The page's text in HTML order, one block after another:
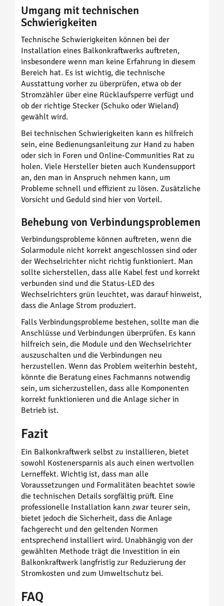
Umgang mit technischen
Schwierigkeiten
Technische Schwierigkeiten können bei der
Installation eines Balkonkraftwerks auftreten,
insbesondere wenn man keine Erfahrung in diesem
Bereich hat. Es ist wichtig, die technische
Ausstattung vorher zu überprüfen, etwa ob der
Stromzähler über eine Rücklaufsperre verfügt und
ob der richtige Stecker (Schuko oder Wieland)
gewählt wird.
Bei technischen Schwierigkeiten kann es hilfreich
sein, eine Bedienungsanleitung zur Hand zu haben
oder sich in Foren und Online-Communities Rat zu
holen. Viele Hersteller bieten auch Kundensupport
an, den man in Anspruch nehmen kann, um
Probleme schnell und effizient zu lösen. Zusätzliche
Vorsicht und Geduld sind hier von Vorteil.
Behebung von Verbindungsproblemen
Verbindungsprobleme können auftreten, wenn die
Solarmodule nicht korrekt angeschlossen sind oder
der Wechselrichter nicht richtig funktioniert. Man
sollte sicherstellen, dass alle Kabel fest und korrekt
verbunden sind und die Status-LED des
Wechselrichters grün leuchtet, was darauf hinweist,
dass die Anlage Strom produziert.
Falls Verbindungsprobleme bestehen, sollte man die
Anschlüsse und Verbindungen überprüfen. Es kann
hilfreich sein, die Module und den Wechselrichter
auszuschalten und die Verbindungen neu
herzustellen. Wenn das Problem weiterhin besteht,
könnte die Beratung eines Fachmanns notwendig
sein, um sicherzustellen, dass alle Komponenten
korrekt funktionieren und die Anlage sicher in
Betrieb ist.
Fazit
Ein Balkonkraftwerk selbst zu installieren, bietet
sowohl Kostenersparnis als auch einen wertvollen
Lerneffekt. Wichtig ist, dass man alle
Voraussetzungen und Formalitäten beachtet sowie
die technischen Details sorgfältig prüft. Eine
professionelle Installation kann zwar teurer sein,
bietet jedoch die Sicherheit, dass die Anlage
fachgerecht und den geltenden Normen
entsprechend installiert wird. Unabhängig von der
gewählten Methode trägt die Investition in ein
Balkonkraftwerk langfristig zur Reduzierung der
Stromkosten und zum Umweltschutz bei.
FAQ